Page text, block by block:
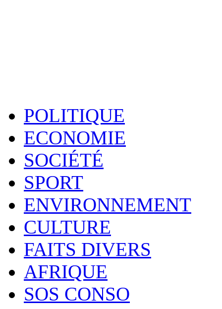
POLITIQUE
ECONOMIE
SOCIÉTÉ
SPORT
ENVIRONNEMENT
CULTURE
FAITS DIVERS
AFRIQUE
SOS CONSO